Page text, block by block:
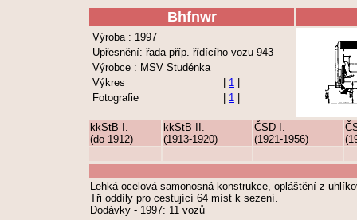
Bhfnwr
Výroba : 1997
Upřesnění: řada příp. řídícího vozu 943
Výrobce : MSV Studénka
Výkres
1
Fotografie
1
kkStB I.
(do 1912)
kkStB II.
(1913-1920)
ČSD I.
(1921-1956)
—
— —
Lehká ocelová samonosná konstrukce, opláštění z
Tři oddíly pro cestující 64 míst k sezení.
Dodávky - 1997: 11 vozů